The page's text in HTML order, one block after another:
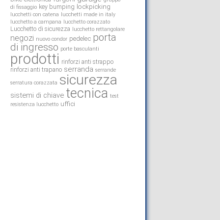
di fissaggio key bumping lockpicking
lucchetti con catena lucchetti made in italy
lucchetto a campana lucchetto corazzato
Lucchetto di sicurezza lucchetto rettangolare
negozi nuovo condor pedelec porta
di ingresso porte basculanti
prodotti rinforzi anti strappo
rinforzi anti trapano serranda serrande
serratura corazzata sicurezza
sistemi di chiave tecnica test
resistenza lucchetto uffici